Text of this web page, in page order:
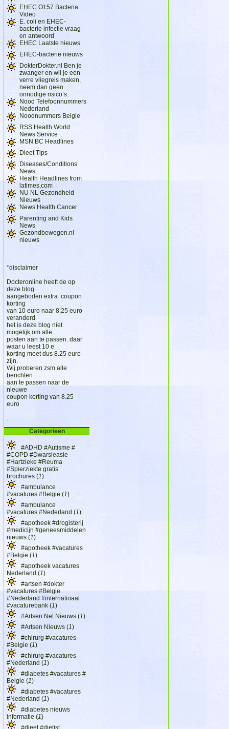
EHEC O157 Bacteria
Video
E. coli en EHEC-
bacterie infectie vraag
en antwoord
EHEC Laatste nieuws
EHEC-bacterie nieuws
DokterDokter.nl Ben je
zwanger en wil je een
verre vliegreis maken,
neem dan geen
onnodige risico’s.
Nood Telefoonnummers
Nederland
Noodnummers Belgie
RSS Health World
News Service
MSN BC Headlines
Dieet Tips
Diseases/Conditions
News
Health Headlines from
latimes.com
NU NL Gezondheid
Nieuws
News Health Cancer
Parenting and Kids
News
Gezondbewegen.nl
nieuws
*disclaimer
Docteronline heeft de op
deze blog
aangeboden extra coupon
korting
van 10 euro naar 8.25 euro
veranderd
het is deze blog niet
mogelijk om alle
posten aan te passen. daar
waar u leest 10 e
korting moet dus 8.25 euro
zijn.
Wij proberen zsm alle
berichten
aan te passen naar de
nieuwe
coupon korting van 8.25
euro
Categorieën
#ADHD #Autisme #
#COPD #Dwarsleasie
#Hartzieke #Reuma
#Spierziekte gratis
brochures (1)
#ambulance
#vacatures #Belgie (1)
#ambulance
#vacatures #Nederland (1)
#apotheek #drogisterij
#medicijn #geneesmiddelen
nieuws (1)
#apotheek #vacatures
#Belgie (1)
#apotheek vacatures
Nederland (1)
#artsen #dokter
#vacatures #Belgie
#Nederland #internatioaal
#vacaturebank (1)
#Artsen Net Nieuws (1)
#Artsen Nieuws (1)
#chirurg #vacatures
#Belgie (1)
#chirurg #vacatures
#Nederland (1)
#diabetes #vacatures #
Belgie (1)
#diabetes #vacatures
#Nederland (1)
#diabetes nieuws
informatie (1)
#dieet #dietist